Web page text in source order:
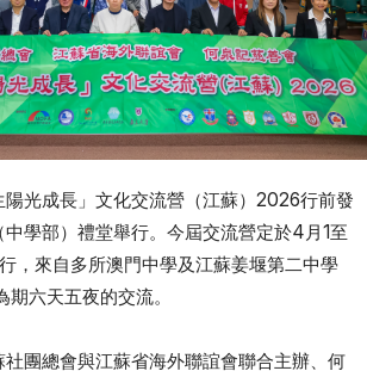
陽光成長」文化交流營（江蘇）2026行前發
學部）禮堂舉行。今屆交流營定於4月1至
，來自多所澳門中學及江蘇姜堰第二中學
六天五夜的交流。
團總會與江蘇省海外聯誼會聯合主辦、何